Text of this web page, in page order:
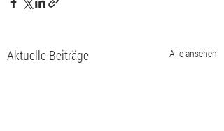
Aktuelle Beiträge Alle ansehen